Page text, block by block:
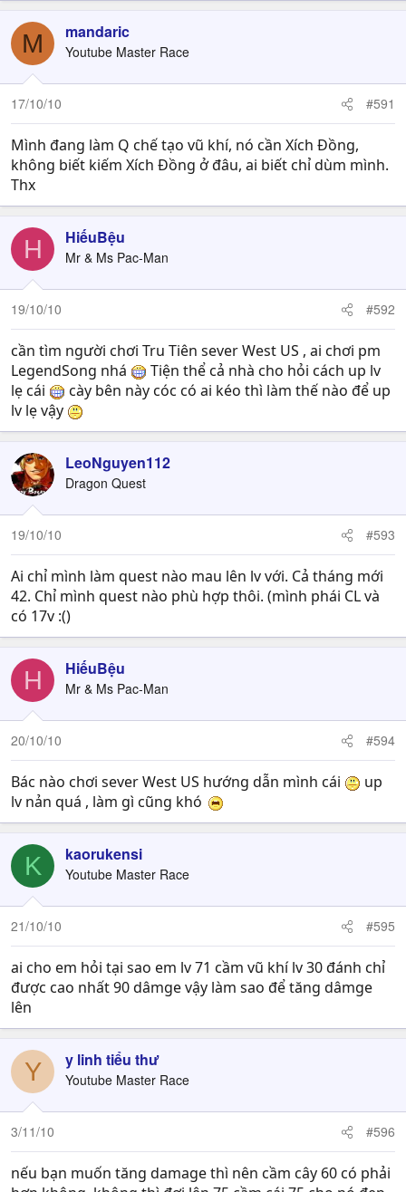
M mandaric
Youtube Master Race
17/10/10 #591
Mình đang làm Q chế tạo vũ khí, nó cần Xích Đồng,
không biết kiếm Xích Đồng ở đâu, ai biết chỉ dùm mình.
Thx
H HiếuBệu
Mr & Ms Pac-Man
19/10/10 #592
cần tìm người chơi Tru Tiên sever West US , ai chơi pm
LegendSong nhá
Tiện thể cả nhà cho hỏi cách up lv
lẹ cái
cày bên này cóc có ai kéo thì làm thế nào để up
lv lẹ vậy
LeoNguyen112
Dragon Quest
19/10/10 #593
Ai chỉ mình làm quest nào mau lên lv với. Cả tháng mới
42. Chỉ mình quest nào phù hợp thôi. (mình phái CL và
có 17v :()
H HiếuBệu
Mr & Ms Pac-Man
20/10/10 #594
Bác nào chơi sever West US hướng dẫn mình cái
up
lv nản quá , làm gì cũng khó
K kaorukensi
Youtube Master Race
21/10/10 #595
ai cho em hỏi tại sao em lv 71 cầm vũ khí lv 30 đánh chỉ
được cao nhất 90 dâmge vậy làm sao để tăng dâmge
lên
Y y linh tiểu thư
Youtube Master Race
3/11/10 #596
nếu bạn muốn tăng damage thì nên cầm cây 60 có phải